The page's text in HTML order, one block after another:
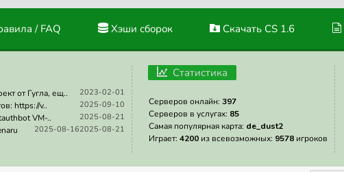
/ FAQ Хэши сборок Скачать CS 1.6
2023-02-01
от Гугла, ещ..
2025-09-10
https://v..
2025-08-21
VM-..
2025-08-21
2025-08-16
Статистика
Серверов онлайн: 397
Серверов в услугах: 85
Самая популярная карта: de_dust2
Играет: 4200 из всевозможных: 9578 игроков